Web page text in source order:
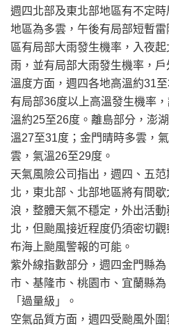
週四北部及東北部地區有不定
地區為多雲，午後有局部短暫
區有局部大雨發生機率，入夜
雨，並有局部大雨發生機率，
溫度方面，週四各地高溫約31
有局部36度以上高溫發生機率
溫約25至26度。離島部分，澎
溫27至31度；金門晴時多雲，
雲，氣溫26至29度。
天氣風險公司指出，週四、五
北，東北部、北部地區將有間
浪，整體天氣不穩定，外出活
北，但颱風接近程度仍須密切
布海上颱風警報的可能。
紫外線指數部分，週四金門縣
市、基隆市、桃園市、宜蘭縣
「過量級」。
空氣品質方面，週四受颱風外